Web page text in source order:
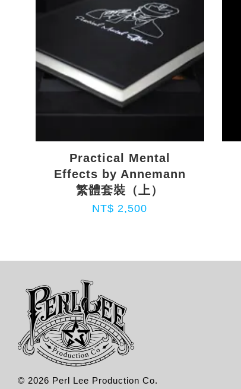
Practical Mental
Effects by Annemann
繁體套裝（上）
NT$ 2,500
© 2026 Perl Lee Production Co.